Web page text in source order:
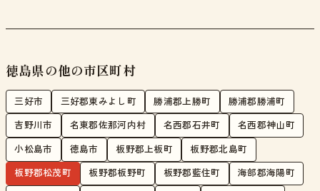
徳島県の他の市区町村
三好市 三好郡東みよし町 勝浦郡上勝町 勝浦郡勝浦町
吉野川市 名東郡佐那河内村 名西郡石井町 名西郡神山町
小松島市 徳島市 板野郡上板町 板野郡北島町
板野郡松茂町 板野郡板野町 板野郡藍住町 海部郡海陽町